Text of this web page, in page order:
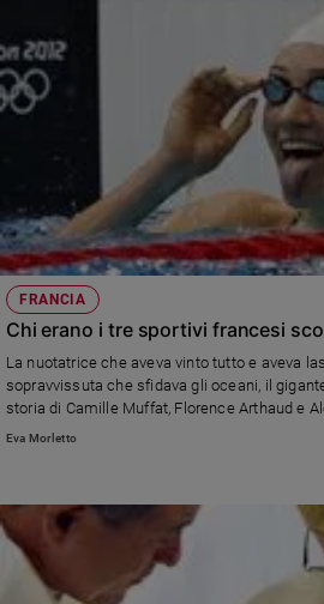
FRANCIA
Chi erano i tre sportivi francesi
La nuotatrice che aveva vinto tutto e aveva
sopravvissuta che sfidava gli oceani, il
storia di Camille Muffat, Florence Arthaud e
riprese di un programma Tv.
Eva Morletto